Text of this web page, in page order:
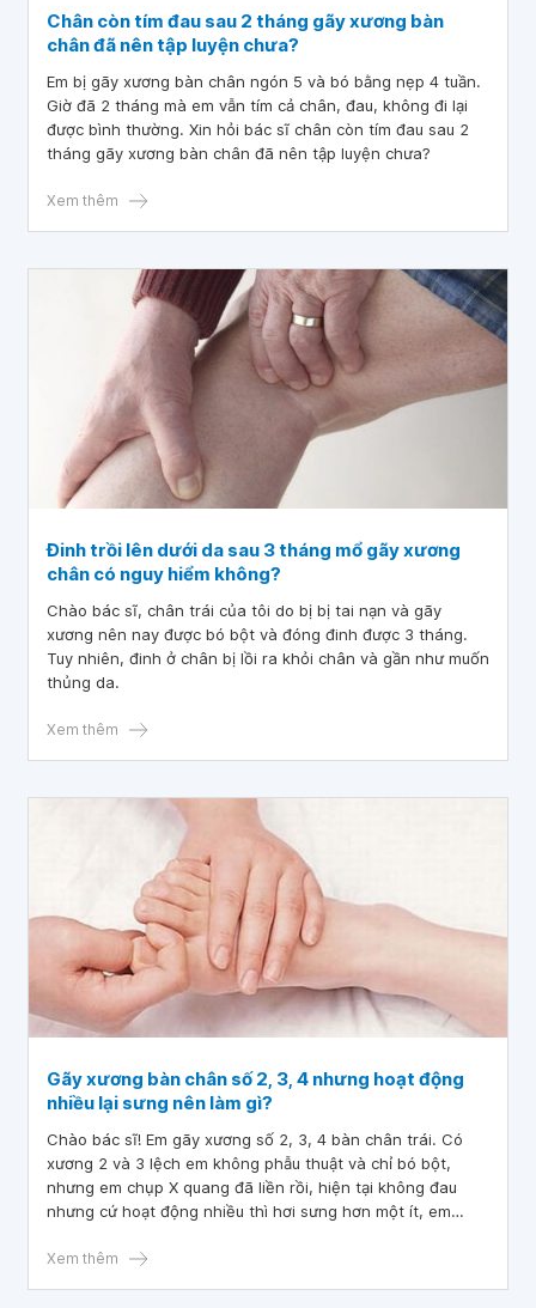
Chân còn tím đau sau 2 tháng gãy xương bàn
chân đã nên tập luyện chưa?
Em bị gãy xương bàn chân ngón 5 và bó bằng nẹp 4 tuần.
Giờ đã 2 tháng mà em vẫn tím cả chân, đau, không đi lại
được bình thường. Xin hỏi bác sĩ chân còn tím đau sau 2
tháng gãy xương bàn chân đã nên tập luyện chưa?
Xem thêm
Đinh trồi lên dưới da sau 3 tháng mổ gãy xương
chân có nguy hiểm không?
Chào bác sĩ, chân trái của tôi do bị bị tai nạn và gãy
xương nên nay được bó bột và đóng đinh được 3 tháng.
Tuy nhiên, đinh ở chân bị lồi ra khỏi chân và gần như muốn
thủng da.
Xem thêm
Gãy xương bàn chân số 2, 3, 4 nhưng hoạt động
nhiều lại sưng nên làm gì?
Chào bác sĩ! Em gãy xương số 2, 3, 4 bàn chân trái. Có
xương 2 và 3 lệch em không phẫu thuật và chỉ bó bột,
nhưng em chụp X quang đã liền rồi, hiện tại không đau
nhưng cứ hoạt động nhiều thì hơi sưng hơn một ít, em
Xem thêm